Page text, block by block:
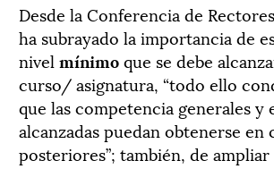
Desde la Conferencia de
ha subrayado la importancia de
nivel mínimoque se debe
curso/ asignatura, “todo ello
que las competencia generales y
alcanzadas puedan obtenerse en
posteriores”; también, de